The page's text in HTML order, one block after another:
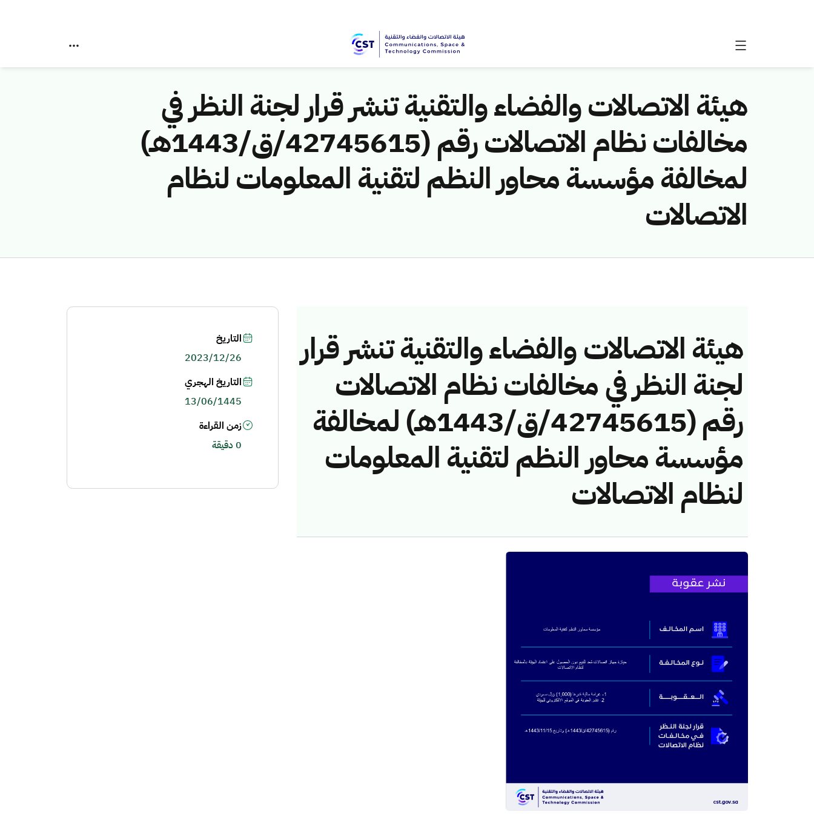
هيئة الاتصالات والفضاء والتقنية تنشر قرار لجنة النظر في
مخالفات نظام الاتصالات رقم (42745615/ق/1443هـ)
لمخالفة مؤسسة محاور النظم لتقنية المعلومات لنظام
الاتصالات
هيئة الاتصالات والفضاء والتقنية تنشر قرار
لجنة النظر في مخالفات نظام الاتصالات
رقم (42745615/ق/1443هـ) لمخالفة
مؤسسة محاور النظم لتقنية المعلومات
لنظام الاتصالات
التاريخ
2023/12/26
التاريخ الهجري
13/06/1445
زمن القراءة
0 دقيقة